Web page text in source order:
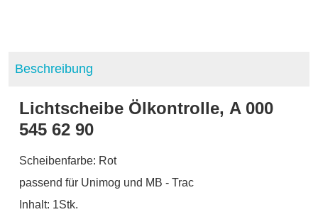
Beschreibung
Lichtscheibe Ölkontrolle, A 000
545 62 90
Scheibenfarbe: Rot
passend für Unimog und MB - Trac
Inhalt: 1Stk.